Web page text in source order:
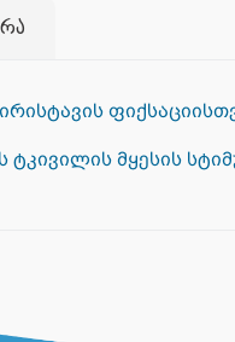
ტკივილის მყესის